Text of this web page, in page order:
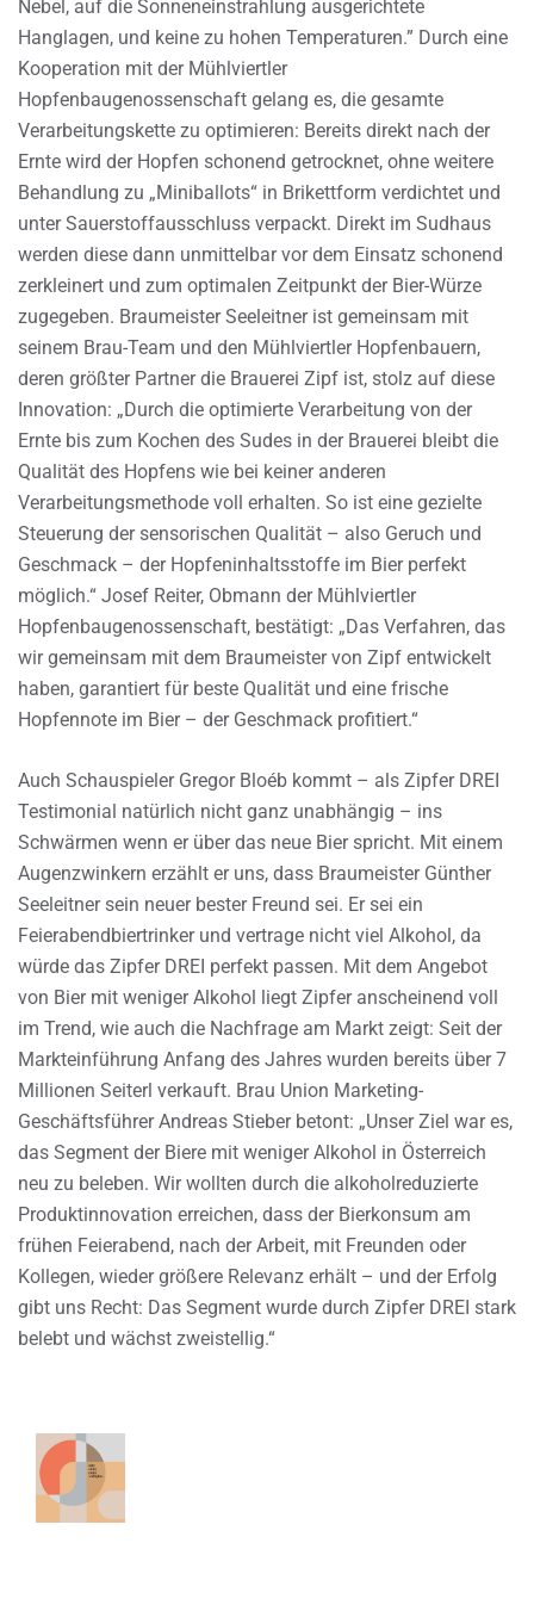
Nebel, auf die Sonneneinstrahlung ausgerichtete
Hanglagen, und keine zu hohen Temperaturen.” Durch eine
Kooperation mit der Mühlviertler
Hopfenbaugenossenschaft gelang es, die gesamte
Verarbeitungskette zu optimieren: Bereits direkt nach der
Ernte wird der Hopfen schonend getrocknet, ohne weitere
Behandlung zu „Miniballots“ in Brikettform verdichtet und
unter Sauerstoffausschluss verpackt. Direkt im Sudhaus
werden diese dann unmittelbar vor dem Einsatz schonend
zerkleinert und zum optimalen Zeitpunkt der Bier-Würze
zugegeben. Braumeister Seeleitner ist gemeinsam mit
seinem Brau-Team und den Mühlviertler Hopfenbauern,
deren größter Partner die Brauerei Zipf ist, stolz auf diese
Innovation: „Durch die optimierte Verarbeitung von der
Ernte bis zum Kochen des Sudes in der Brauerei bleibt die
Qualität des Hopfens wie bei keiner anderen
Verarbeitungsmethode voll erhalten. So ist eine gezielte
Steuerung der sensorischen Qualität – also Geruch und
Geschmack – der Hopfeninhaltsstoffe im Bier perfekt
möglich.“ Josef Reiter, Obmann der Mühlviertler
Hopfenbaugenossenschaft, bestätigt: „Das Verfahren, das
wir gemeinsam mit dem Braumeister von Zipf entwickelt
haben, garantiert für beste Qualität und eine frische
Hopfennote im Bier – der Geschmack profitiert.“
Auch Schauspieler Gregor Bloéb kommt – als Zipfer DREI
Testimonial natürlich nicht ganz unabhängig – ins
Schwärmen wenn er über das neue Bier spricht. Mit einem
Augenzwinkern erzählt er uns, dass Braumeister Günther
Seeleitner sein neuer bester Freund sei. Er sei ein
Feierabendbiertrinker und vertrage nicht viel Alkohol, da
würde das Zipfer DREI perfekt passen. Mit dem Angebot
von Bier mit weniger Alkohol liegt Zipfer anscheinend voll
im Trend, wie auch die Nachfrage am Markt zeigt: Seit der
Markteinführung Anfang des Jahres wurden bereits über 7
Millionen Seiterl verkauft. Brau Union Marketing-
Geschäftsführer Andreas Stieber betont: „Unser Ziel war es,
das Segment der Biere mit weniger Alkohol in Österreich
neu zu beleben. Wir wollten durch die alkoholreduzierte
Produktinnovation erreichen, dass der Bierkonsum am
frühen Feierabend, nach der Arbeit, mit Freunden oder
Kollegen, wieder größere Relevanz erhält – und der Erfolg
gibt uns Recht: Das Segment wurde durch Zipfer DREI stark
belebt und wächst zweistellig.“